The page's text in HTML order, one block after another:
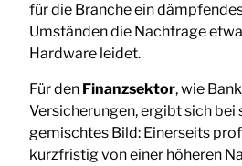
für die Branche ein
Umständen die Nachfrage
Hardware leidet.
Für den Finanzsektor, wie
Versicherungen, ergibt sich bei
gemischtes Bild: Einerseits
kurzfristig von einer höheren